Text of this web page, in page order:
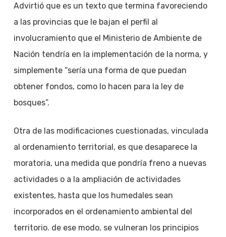
Advirtió que es un texto que termina favoreciendo
a las provincias que le bajan el perfil al
involucramiento que el Ministerio de Ambiente de
Nación tendría en la implementación de la norma, y
simplemente “sería una forma de que puedan
obtener fondos, como lo hacen para la ley de
bosques”.
Otra de las modificaciones cuestionadas, vinculada
al ordenamiento territorial, es que desaparece la
moratoria, una medida que pondría freno a nuevas
actividades o a la ampliación de actividades
existentes, hasta que los humedales sean
incorporados en el ordenamiento ambiental del
territorio. de ese modo, se vulneran los principios